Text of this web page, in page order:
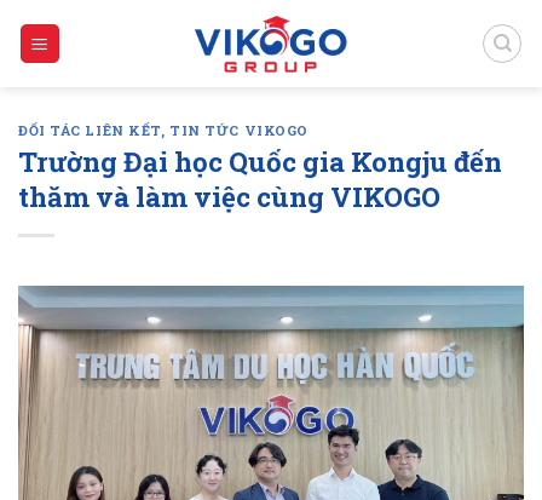
ĐỐI TÁC LIÊN KẾT, TIN TỨC VIKOGO
Trường Đại học Quốc gia Kongju đến
thăm và làm việc cùng VIKOGO